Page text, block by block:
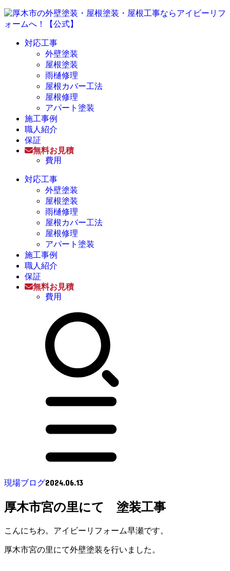
対応工事
外壁塗装
屋根塗装
雨樋修理
屋根カバー工法
屋根修理
アパート塗装
施工事例
職人紹介
保証
無料お見積
費用
対応工事
外壁塗装
屋根塗装
雨樋修理
屋根カバー工法
屋根修理
アパート塗装
施工事例
職人紹介
保証
無料お見積
費用
現場ブログ2024.06.13
厚木市宮の里にて 塗装工事
こんにちわ。アイビーリフォーム早瀬です。
厚木市宮の里にて外壁塗装を行いました。